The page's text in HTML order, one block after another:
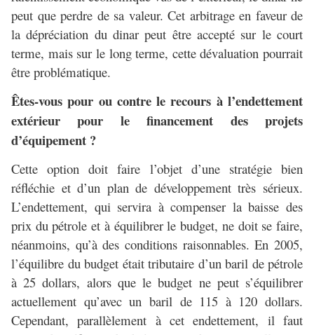
peut que perdre de sa valeur. Cet arbitrage en faveur de
la dépréciation du dinar peut être accepté sur le court
terme, mais sur le long terme, cette dévaluation pourrait
être problématique.
Êtes-vous pour ou contre le recours à l’endettement
extérieur pour le financement des projets
d’équipement ?
Cette option doit faire l’objet d’une stratégie bien
réfléchie et d’un plan de développement très sérieux.
L’endettement, qui servira à compenser la baisse des
prix du pétrole et à équilibrer le budget, ne doit se faire,
néanmoins, qu’à des conditions raisonnables. En 2005,
l’équilibre du budget était tributaire d’un baril de pétrole
à 25 dollars, alors que le budget ne peut s’équilibrer
actuellement qu’avec un baril de 115 à 120 dollars.
Cependant, parallèlement à cet endettement, il faut